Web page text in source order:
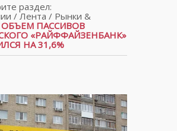
раздел:
/Лента / Рынки &
ОБЪЕМ ПАССИВОВ
«РАЙФФАЙЗЕНБАНК»
НА 31,6%